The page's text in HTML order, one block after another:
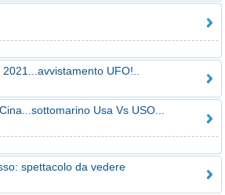
UFO!..
Usa Vs USO...
spettacolo da vedere